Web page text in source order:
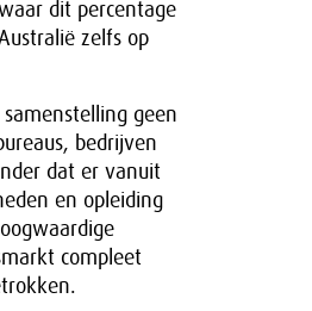
dit percentage
zelfs op
geen
bedrijven
dat er vanuit
en opleiding
compleet